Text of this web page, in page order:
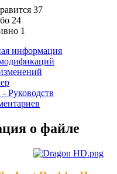
37
24
1
информация
Руководств
о файле